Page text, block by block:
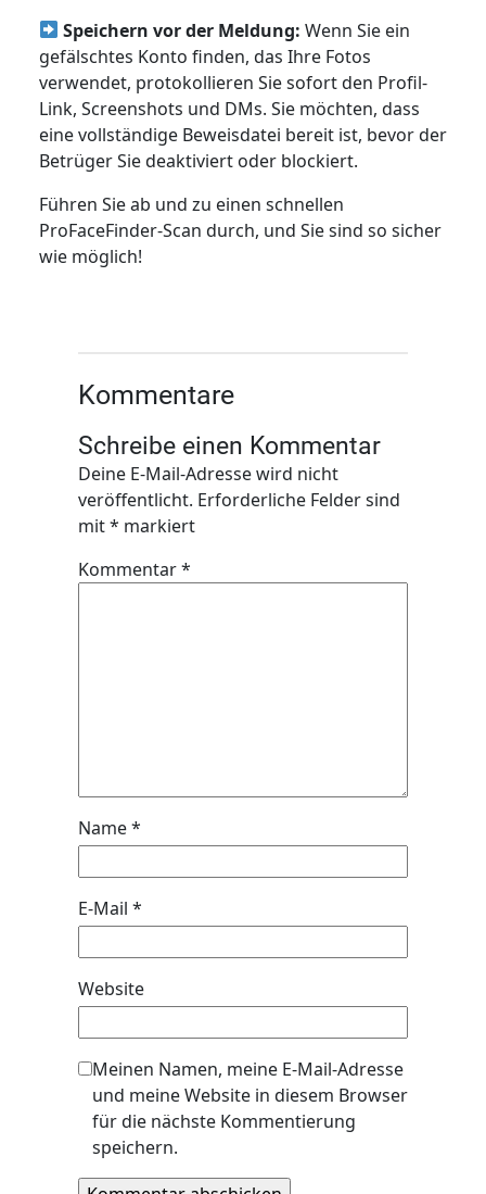
Speichern vor der Meldung: Wenn Sie ein
gefälschtes Konto finden, das Ihre Fotos
verwendet, protokollieren Sie sofort den Profil-
Link, Screenshots und DMs. Sie möchten, dass
eine vollständige Beweisdatei bereit ist, bevor der
Betrüger Sie deaktiviert oder blockiert.
Führen Sie ab und zu einen schnellen
ProFaceFinder-Scan durch, und Sie sind so sicher
wie möglich!
Kommentare
Schreibe einen Kommentar
Deine E-Mail-Adresse wird nicht
veröffentlicht. Erforderliche Felder sind
mit* markiert
Kommentar*
Name*
E-Mail *
Website
Meinen Namen, meine E-Mail-Adresse
und meine Website in diesem Browser
für die nächste Kommentierung
speichern.